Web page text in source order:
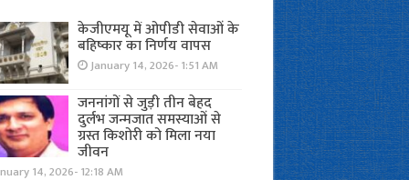
केजीएमयू में ओपीडी सेवाओं के
बहिष्कार का निर्णय वापस
January 14, 2026- 1:51 AM
जननांगों से जुड़ी तीन बेहद
दुर्लभ जन्मजात समस्याओं से
ग्रस्त किशोरी को मिला नया
जीवन
14, 2026- 12:18 AM